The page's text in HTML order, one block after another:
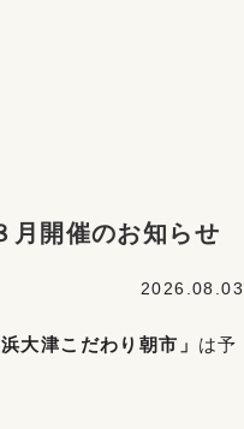
月開催のお知らせ
2026.08.03
浜大津こだわり朝市」 は予